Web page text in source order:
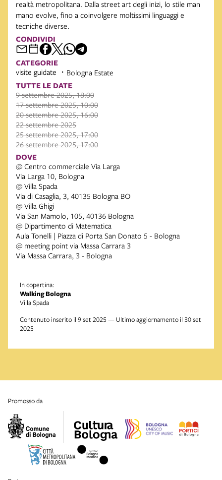
realtà metropolitana. Dalla street art degli inizi, lo stile man
mano evolve, fino a coinvolgere moltissimi linguaggi e
tecniche diverse.
CONDIVIDI
CATEGORIE
visite guidate Bologna Estate
TUTTE LE DATE
9 settembre 2025, 18:00
17 settembre 2025, 10:00
20 settembre 2025, 16:00
22 settembre 2025
25 settembre 2025, 17:00
26 settembre 2025, 17:00
DOVE
@ Centro commerciale Via Larga
Via Larga 10, Bologna
@ Villa Spada
Via di Casaglia, 3, 40135 Bologna BO
@ Villa Ghigi
Via San Mamolo, 105, 40136 Bologna
@ Dipartimento di Matematica
Aula Tonelli | Piazza di Porta San Donato 5 - Bologna
@ meeting point via Massa Carrara 3
Via Massa Carrara, 3 - Bologna
In copertina:
Walking Bologna
Villa Spada
Contenuto inserito il 9 set 2025 — Ultimo aggiornamento il 30 set
2025
promosso da